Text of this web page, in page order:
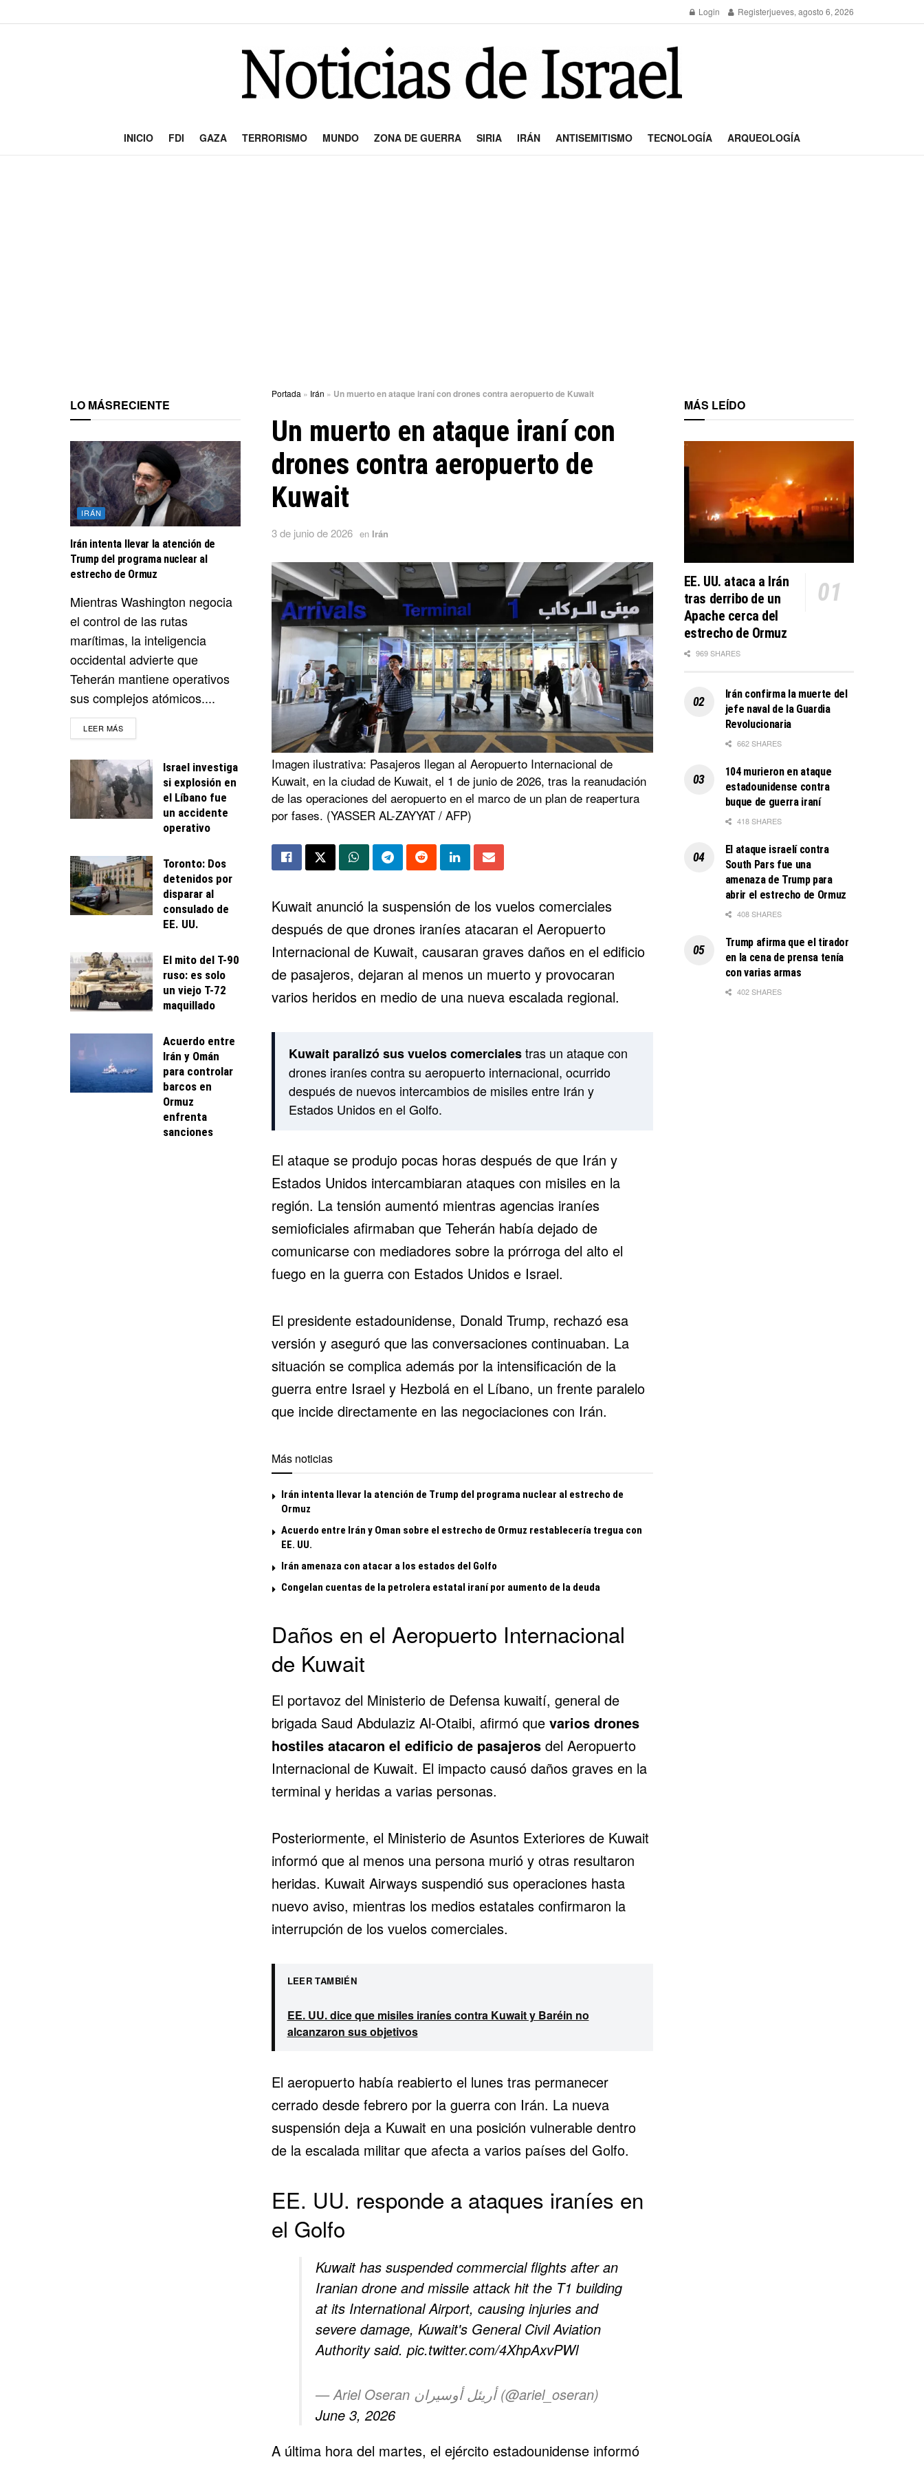
Login Registerjueves, agosto 6, 2026
INICIO FDI GAZA TERRORISMO MUNDO ZONA DE GUERRA SIRIA IRÁN ANTISEMITISMO TECNOLOGÍA ARQUEOLOGÍA
Portada » Irán » Un muerto en ataque iraní con drones contra aeropuerto de Kuwait
Un muerto en ataque iraní con
drones contra aeropuerto de
Kuwait
3 de junio de 2026 en Irán
Imagen ilustrativa: Pasajeros llegan al Aeropuerto Internacional de
Kuwait, en la ciudad de Kuwait, el 1 de junio de 2026, tras la reanudación
de las operaciones del aeropuerto en el marco de un plan de reapertura
por fases. (YASSER AL-ZAYYAT / AFP)
Kuwait anunció la suspensión de los vuelos comerciales
después de que drones iraníes atacaran el Aeropuerto
Internacional de Kuwait, causaran graves daños en el edificio
de pasajeros, dejaran al menos un muerto y provocaran
varios heridos en medio de una nueva escalada regional.
Kuwait paralizó sus vuelos comercialestras un ataque con
drones iraníes contra su aeropuerto internacional, ocurrido
después de nuevos intercambios de misiles entre Irán y
Estados Unidos en el Golfo.
El ataque se produjo pocas horas después de que Irán y
Estados Unidos intercambiaran ataques con misiles en la
región. La tensión aumentó mientras agencias iraníes
semioficiales afirmaban que Teherán había dejado de
comunicarse con mediadores sobre la prórroga del alto el
fuego en la guerra con Estados Unidos e Israel.
El presidente estadounidense, Donald Trump, rechazó esa
versión y aseguró que las conversaciones continuaban. La
situación se complica además por la intensificación de la
guerra entre Israel y Hezbolá en el Líbano, un frente paralelo
que incide directamente en las negociaciones con Irán.
Más noticias
Irán intenta llevar la atención de Trump del programa nuclear al estrecho de
Ormuz
Acuerdo entre Irán y Oman sobre el estrecho de Ormuz restablecería tregua con
EE. UU.
Irán amenaza con atacar a los estados del Golfo
Congelan cuentas de la petrolera estatal iraní por aumento de la deuda
Daños en el Aeropuerto Internacional
de Kuwait
El portavoz del Ministerio de Defensa kuwaití, general de
brigada Saud Abdulaziz Al-Otaibi, afirmó que varios drones
hostiles atacaron el edificio de pasajerosdel Aeropuerto
Internacional de Kuwait. El impacto causó daños graves en la
terminal y heridas a varias personas.
Posteriormente, el Ministerio de Asuntos Exteriores de Kuwait
informó que al menos una persona murió y otras resultaron
heridas. Kuwait Airways suspendió sus operaciones hasta
nuevo aviso, mientras los medios estatales confirmaron la
interrupción de los vuelos comerciales.
LEER TAMBIÉN
EE. UU. dice que misiles iraníes contra Kuwait y Baréin no
alcanzaron sus objetivos
El aeropuerto había reabierto el lunes tras permanecer
cerrado desde febrero por la guerra con Irán. La nueva
suspensión deja a Kuwait en una posición vulnerable dentro
de la escalada militar que afecta a varios países del Golfo.
EE. UU. responde a ataques iraníes en
el Golfo
Kuwait has suspended commercial flights after an
Iranian drone and missile attack hit the T1 building
at its International Airport, causing injuries and
severe damage, Kuwait's General Civil Aviation
Authority said. pic.twitter.com/4XhpAxvPWl
— Ariel Oseran أريئل أوسيران (@ariel_oseran)
June 3, 2026
A última hora del martes, el ejército estadounidense informó
LO MÁSRECIENTE
IRÁN
Irán intenta llevar la atención de
Trump del programa nuclear al
estrecho de Ormuz
Mientras Washington negocia
el control de las rutas
marítimas, la inteligencia
occidental advierte que
Teherán mantiene operativos
sus complejos atómicos....
LEER MÁSDETAILS
Israel investiga
si explosión en
el Líbano fue
un accidente
operativo
Toronto: Dos
detenidos por
disparar al
consulado de
EE. UU.
El mito del T-90
ruso: es solo
un viejo T-72
maquillado
Acuerdo entre
Irán y Omán
para controlar
barcos en
Ormuz
enfrenta
sanciones
MÁS LEÍDO
EE. UU. ataca a Irán
tras derribo de un
Apache cerca del
estrecho de Ormuz
969 SHARES
Irán confirma la muerte del
jefe naval de la Guardia
Revolucionaria
662 SHARES
104 murieron en ataque
estadounidense contra
buque de guerra iraní
418 SHARES
El ataque israelí contra
South Pars fue una
amenaza de Trump para
abrir el estrecho de Ormuz
408 SHARES
Trump afirma que el tirador
en la cena de prensa tenía
con varias armas
402 SHARES